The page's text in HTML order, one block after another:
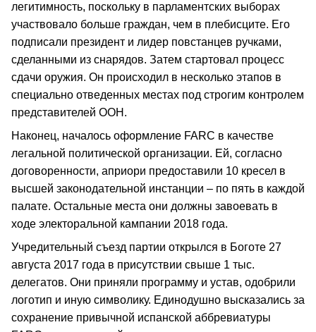
легитимность, поскольку в парламентских выборах
участвовало больше граждан, чем в плебисците. Его
подписали президент и лидер повстанцев ручками,
сделанными из снарядов. Затем стартовал процесс
сдачи оружия. Он происходил в несколько этапов в
специально отведенных местах под строгим контролем
представителей ООН.
Наконец, началось оформление FARC в качестве
легальной политической организации. Ей, согласно
договоренности, априори предоставили 10 кресел в
высшей законодательной инстанции – по пять в каждой
палате. Остальные места они должны завоевать в
ходе электоральной кампании 2018 года.
Учредительный съезд партии открылся в Боготе 27
августа 2017 года в присутствии свыше 1 тыс.
делегатов. Они приняли программу и устав, одобрили
логотип и иную символику. Единодушно высказались за
сохранение привычной испанской аббревиатуры